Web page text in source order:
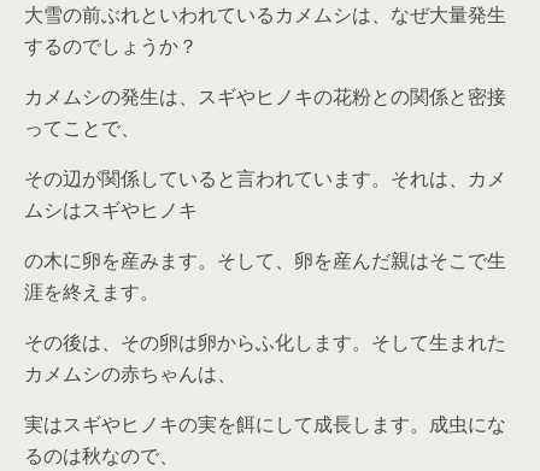
大雪の前ぶれといわれているカメムシは、なぜ大量発生
するのでしょうか？
カメムシの発生は、スギやヒノキの花粉との関係と密接
ってことで、
その辺が関係していると言われています。それは、カメ
ムシはスギやヒノキ
の木に卵を産みます。そして、卵を産んだ親はそこで生
涯を終えます。
その後は、その卵は卵からふ化します。そして生まれた
カメムシの赤ちゃんは、
実はスギやヒノキの実を餌にして成長します。成虫にな
るのは秋なので、